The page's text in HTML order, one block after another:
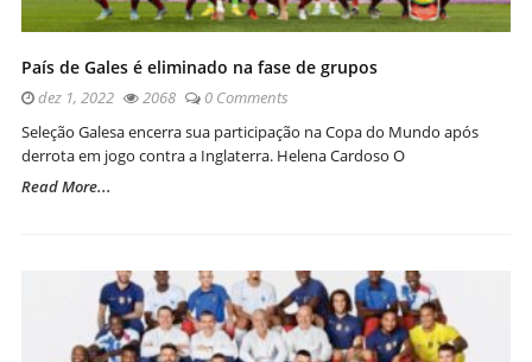
País de Gales é eliminado na fase de grupos
dez 1, 2022 2068
0 Comments
Seleção Galesa encerra sua participação na Copa do Mundo após
derrota em jogo contra a Inglaterra. Helena Cardoso O
Read More...